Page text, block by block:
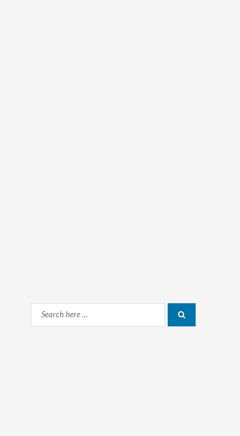
Search